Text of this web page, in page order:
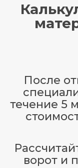
После
течение 5
ворот и